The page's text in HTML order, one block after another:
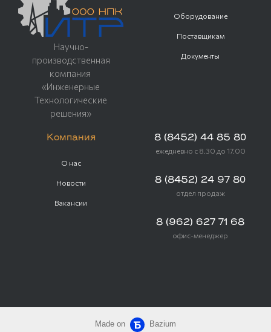
Научно-
производственная
компания
«Инженерные
Технологические
решения»
Оборудование
Поставщикам
Документы
Компания
О нас
Новости
Вакансии
8 (8452) 44 85 80
ежедневно с 8.30 до 17.00
8 (8452) 24 97 80
отдел продаж
8 (962) 627 71 68
офис-менеджер
Made on Bazium